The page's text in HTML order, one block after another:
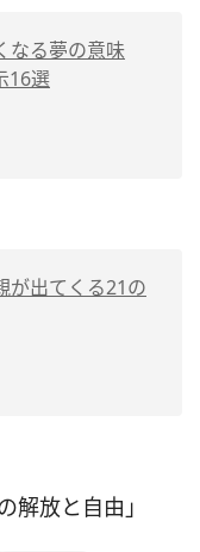
なる夢の意味
16選
が出てくる21の
解放と自由」